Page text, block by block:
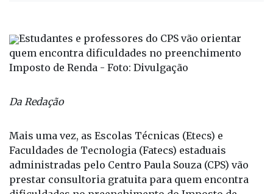
Estudantes e professores do CPS vão orientar
quem encontra dificuldades no preenchimento
Imposto de Renda - Foto: Divulgação
Da Redação
Mais uma vez, as Escolas Técnicas (Etecs) e
Faculdades de Tecnologia (Fatecs) estaduais
administradas pelo Centro Paula Souza (CPS) vão
prestar consultoria gratuita para quem encontra